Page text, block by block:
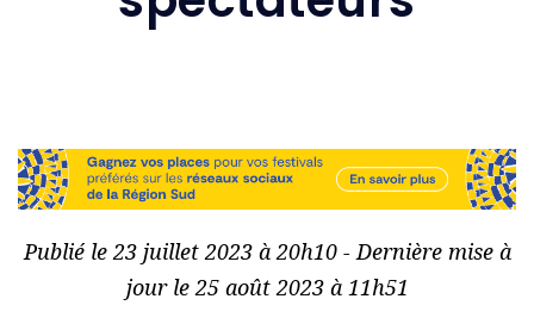
Publié le 23 juillet 2023 à 20h10 - Dernière mise à
jour le 25 août 2023 à 11h51